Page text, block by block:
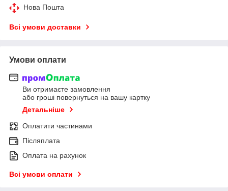
Нова Пошта
Всі умови доставки
Умови оплати
Ви отримаєте замовлення
або гроші повернуться на вашу картку
Детальніше
Оплатити частинами
Післяплата
Оплата на рахунок
Всі умови оплати